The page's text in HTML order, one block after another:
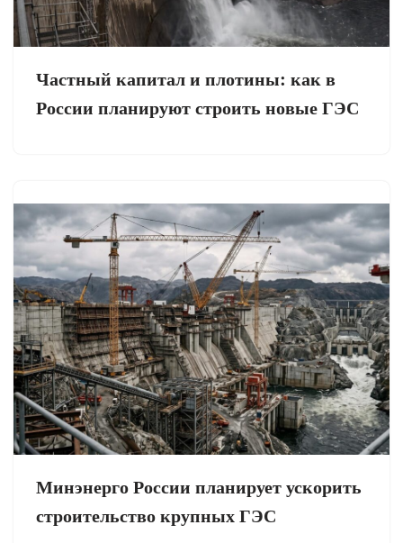
Частный капитал и плотины: как в
России планируют строить новые ГЭС
Минэнерго России планирует ускорить
строительство крупных ГЭС